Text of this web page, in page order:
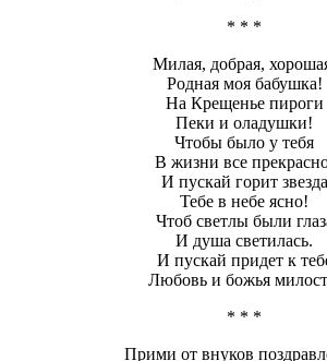
* * *
Милая, добрая,
Родная моя бабушка!
На Крещенье пироги
Пеки и оладушки!
Чтобы было у тебя
В жизни все
И пускай горит звезда
Тебе в небе ясно!
Чтоб светлы были
И душа светилась.
И пускай придет к
Любовь и божья
* * *
Прими от внуков